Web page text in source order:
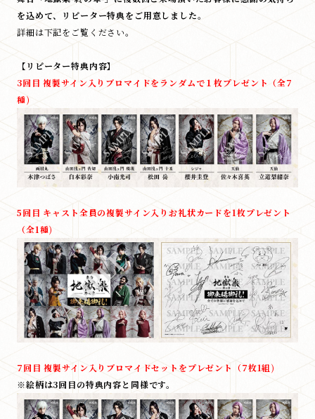
を込めて、リピーター特典をご用意しました。
詳細は下記をご覧ください。
【リピーター特典内容】
3回目 複製サイン入りブロマイドをランダムで１枚プレゼント（全7
種)
5回目 キャスト全員の複製サイン入りお礼状カードを1枚プレゼント
（全1種)
7回目 複製サイン入りブロマイドセットをプレゼント（7枚1組)
※絵柄は3回目の特典内容と同様です。